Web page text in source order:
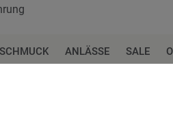
SCHMUCK ANLÄSSE SALE